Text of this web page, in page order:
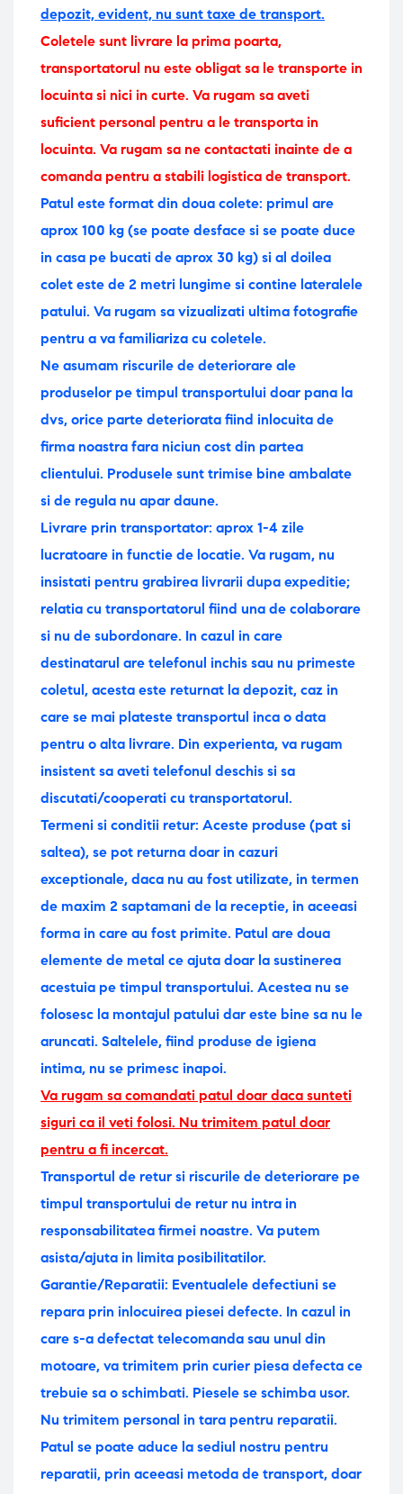
depozit, evident, nu sunt taxe de transport.
Coletele sunt livrare la prima poarta,
transportatorul nu este obligat sa le transporte in
locuinta si nici in curte. Va rugam sa aveti
suficient personal pentru a le transporta in
locuinta. Va rugam sa ne contactati inainte de a
comanda pentru a stabili logistica de transport.
Patul este format din doua colete: primul are
aprox 100 kg (se poate desface si se poate duce
in casa pe bucati de aprox 30 kg) si al doilea
colet este de 2 metri lungime si contine lateralele
patului. Va rugam sa vizualizati ultima fotografie
pentru a va familiariza cu coletele.
Ne asumam riscurile de deteriorare ale
produselor pe timpul transportului doar pana la
dvs, orice parte deteriorata fiind inlocuita de
firma noastra fara niciun cost din partea
clientului. Produsele sunt trimise bine ambalate
si de regula nu apar daune.
Livrare prin transportator: aprox 1-4 zile
lucratoare in functie de locatie. Va rugam, nu
insistati pentru grabirea livrarii dupa expeditie;
relatia cu transportatorul fiind una de colaborare
si nu de subordonare. In cazul in care
destinatarul are telefonul inchis sau nu primeste
coletul, acesta este returnat la depozit, caz in
care se mai plateste transportul inca o data
pentru o alta livrare. Din experienta, va rugam
insistent sa aveti telefonul deschis si sa
discutati/cooperati cu transportatorul.
Termeni si conditii retur: Aceste produse (pat si
saltea), se pot returna doar in cazuri
exceptionale, daca nu au fost utilizate, in termen
de maxim 2 saptamani de la receptie, in aceeasi
forma in care au fost primite. Patul are doua
elemente de metal ce ajuta doar la sustinerea
acestuia pe timpul transportului. Acestea nu se
folosesc la montajul patului dar este bine sa nu le
aruncati. Saltelele, fiind produse de igiena
intima, nu se primesc inapoi.
Va rugam sa comandati patul doar daca sunteti
siguri ca il veti folosi. Nu trimitem patul doar
pentru a fi incercat.
Transportul de retur si riscurile de deteriorare pe
timpul transportului de retur nu intra in
responsabilitatea firmei noastre. Va putem
asista/ajuta in limita posibilitatilor.
Garantie/Reparatii: Eventualele defectiuni se
repara prin inlocuirea piesei defecte. In cazul in
care s-a defectat telecomanda sau unul din
motoare, va trimitem prin curier piesa defecta ce
trebuie sa o schimbati. Piesele se schimba usor.
Nu trimitem personal in tara pentru reparatii.
Patul se poate aduce la sediul nostru pentru
reparatii, prin aceeasi metoda de transport, doar